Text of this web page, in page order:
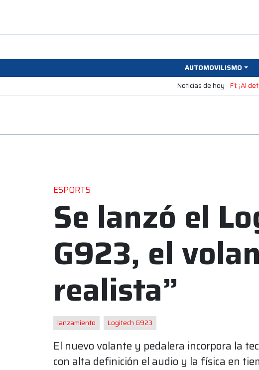
AUTOMOVILISMO
Noticias de hoy F1: ¡Al
ESPORTS
Se lanzó el
G923, el
realista”
lanzamiento Logitech G923
El nuevo volante y pedalera incorpora la
con alta definición el audio y la física en